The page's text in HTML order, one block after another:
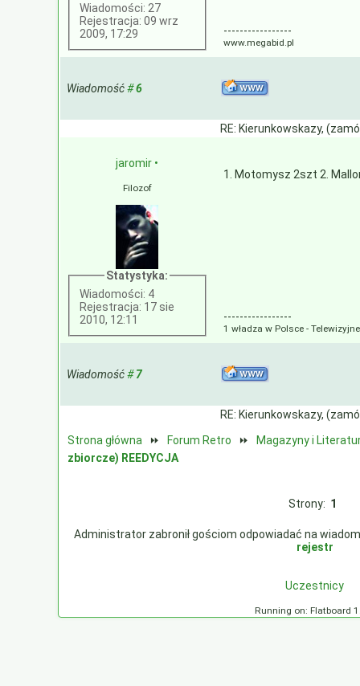
Wiadomości: 27
Rejestracja: 09 wrz
2009, 17:29
-----------------
www.megabid.pl
Wiadomość#6
RE: Kierunkowskazy,
jaromir •
Filozof
Statystyka:
Wiadomości: 4
Rejestracja: 17 sie
2010, 12:11
1. Motomysz 2szt 2.
-----------------
1 władza w Polsce -
Wiadomość#7
RE: Kierunkowskazy,
Strona główna
⏩ Forum Retro ⏩
Magazyny i
zbiorcze) REEDYCJA
Strony: 1
Administrator zabronił gościom odpowiadać na
rejestr
Uczestnicy
Running on: Flatboard